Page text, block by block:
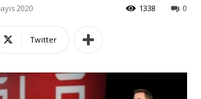
2020 0
1338
Twitter